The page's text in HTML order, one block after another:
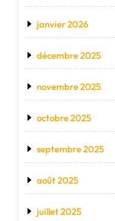
janvier 2026
décembre 2025
novembre 2025
octobre 2025
septembre 2025
août 2025
juillet 2025